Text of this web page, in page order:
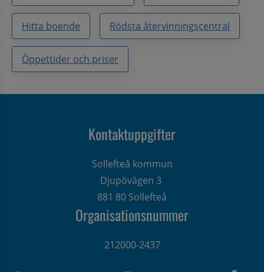
Hitta boende Rödsta återvinningscentral
Öppettider och priser
Kontaktuppgifter
Sollefteå kommun
Djupövägen 3
881 80 Sollefteå
Organisationsnummer
212000-2437